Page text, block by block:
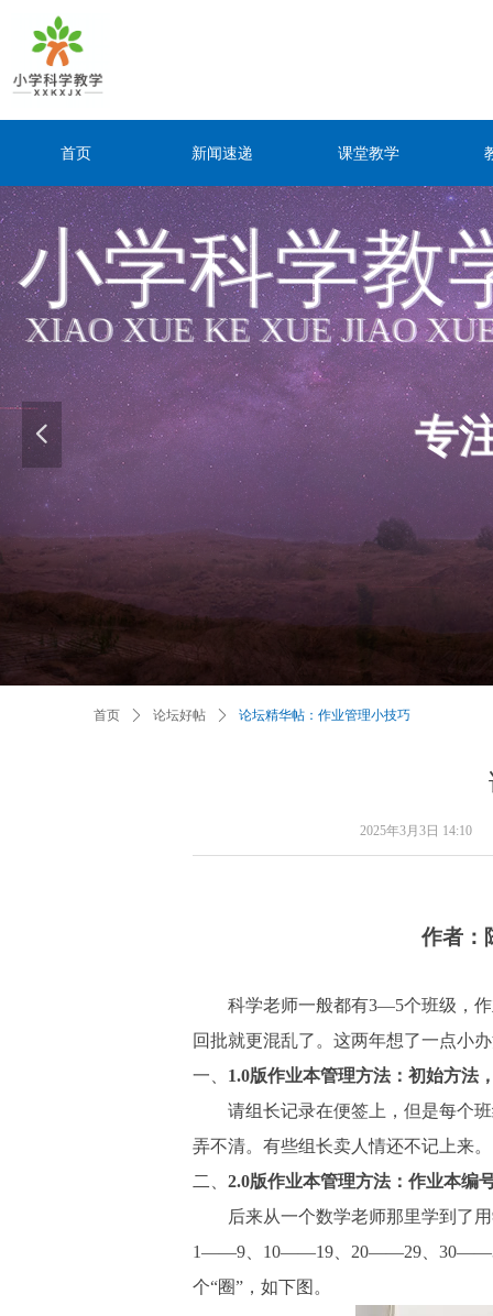
小学科学教
XIAO XUE KE XUE JIAO
专
专
小学科学教
XIAO XUE KE XUE JIAO
넳
首页 新闻速递 课堂教学
首页 ꄲ 论坛好帖 ꄲ 论坛精华帖：作业管理小技巧
作者：
科学老师一般都有3—5个班级，
回批就更混乱了。这两年想了一点小
一、 1.0版作业本管理方法 ： 初始方法
请组长记录在便签上，但是每个
弄不清。有些组长卖人情还不记上来。
二、 2.0版作业本管理方法 ： 作业本编
后来从一个数学老师那里学到了
1——9、10——19、20——29、30——39
个“圈”，如下图。
2025年3月3日 14:10